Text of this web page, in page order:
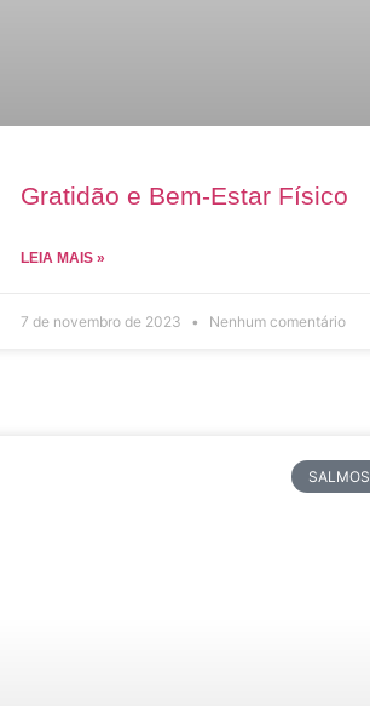
Gratidão e Bem-Estar Físico
LEIA MAIS »
7 de novembro de 2023 Nenhum comentário
SALMOS